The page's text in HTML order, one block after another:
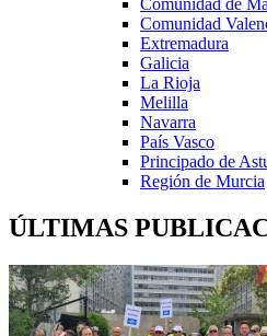
Comunidad
Extremadura
Galicia
La Rioja
Melilla
Navarra
País Vasco
Principado de
Región de Murcia
ÚLTIMAS